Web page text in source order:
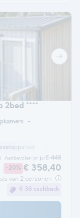
2bed ****
Aanbevolen prijs:€ 448
-20% € 358,40
van 2 personen
€ 36 cashback